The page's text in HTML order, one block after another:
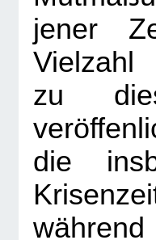
jener
Vielzahl
zu
die